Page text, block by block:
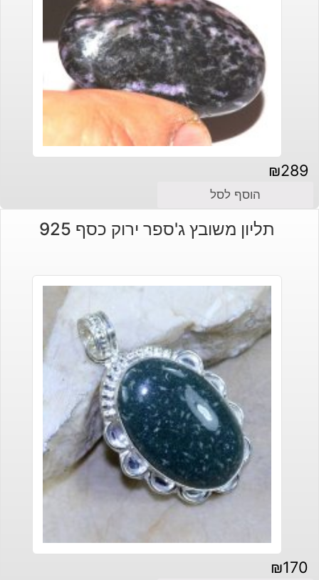
₪289
הוסף לסל
תליון משובץ ג'ספר ירוק כסף 925
₪170